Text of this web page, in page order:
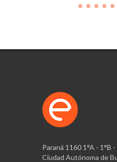
Paraná 1160 1°A - 1°B -
Ciudad Autónoma de